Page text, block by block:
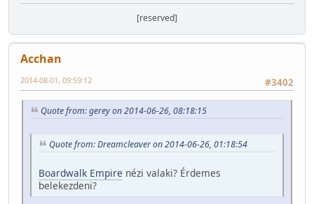
[reserved]
Acchan
#3402
2014-08-01, 09:59:12
Quote from: gerey on 2014-06-26, 08:18:15
Quote from: Dreamcleaver on 2014-06-26, 01:18:54
Boardwalk Empire nézi valaki? Érdemes
belekezdeni?